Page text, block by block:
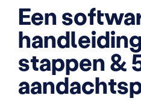
Een
stappen &